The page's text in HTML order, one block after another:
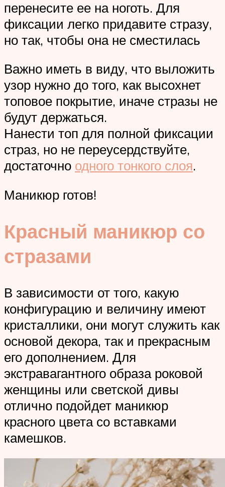
перенесите ее на ноготь. Для
фиксации легко придавите стразу,
но так, чтобы она не сместилась
Важно иметь в виду, что выложить
узор нужно до того, как высохнет
топовое покрытие, иначе стразы не
будут держаться.
Нанести топ для полной фиксации
страз, но не переусердствуйте,
достаточно одного тонкого слоя.
Маникюр готов!
Красный маникюр со
стразами
В зависимости от того, какую
конфигурацию и величину имеют
кристаллики, они могут служить как
основой декора, так и прекрасным
его дополнением. Для
экстравагантного образа роковой
женщины или светской дивы
отлично подойдет маникюр
красного цвета со вставками
камешков.